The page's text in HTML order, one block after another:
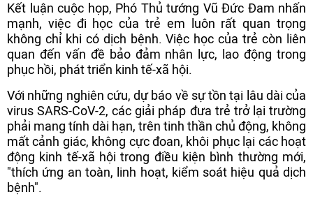
Kết luận cuộc họp, Phó Thủ tướng Vũ Đức Đam nhấn
mạnh, việc đi học của trẻ em luôn rất quan trọng
không chỉ khi có dịch bệnh. Việc học của trẻ còn liên
quan đến vấn đề bảo đảm nhân lực, lao động trong
phục hồi, phát triển kinh tế-xã hội.
Với những nghiên cứu, dự báo về sự tồn tại lâu dài của
virus SARS-CoV-2, các giải pháp đưa trẻ trở lại trường
phải mang tính dài hạn, trên tinh thần chủ động, không
mất cảnh giác, không cực đoan, khôi phục lại các hoạt
động kinh tế-xã hội trong điều kiện bình thường mới,
"thích ứng an toàn, linh hoạt, kiểm soát hiệu quả dịch
bệnh".